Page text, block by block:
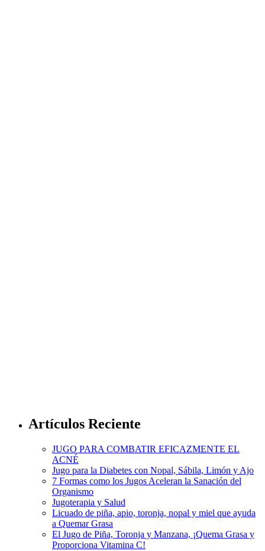
Artículos Reciente
JUGO PARA COMBATIR EFICAZMENTE EL
ACNÉ
Jugo para la Diabetes con Nopal, Sábila, Limón y Ajo
7 Formas como los Jugos Aceleran la Sanación del
Organismo
Jugoterapia y Salud
Licuado de piña, apio, toronja, nopal y miel que ayuda
a Quemar Grasa
El Jugo de Piña, Toronja y Manzana, ¡Quema Grasa y
Proporciona Vitamina C!